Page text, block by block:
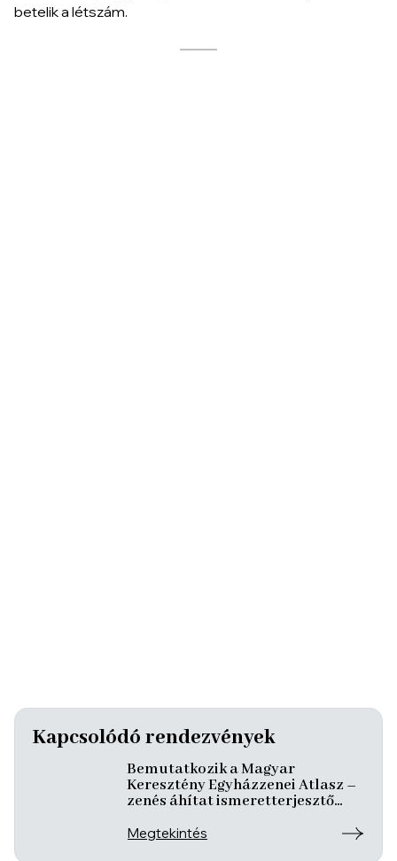
betelik a létszám.
Kapcsolódó rendezvények
Bemutatkozik a Magyar
Keresztény Egyházzenei Atlasz –
zenés áhítat ismeretterjesztő
Megtekintés